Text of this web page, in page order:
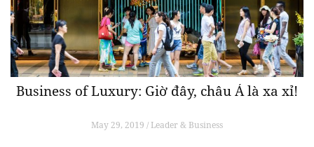
Business of Luxury: Giờ đây, châu Á là xa xỉ!
May 29, 2019 / Leader & Business